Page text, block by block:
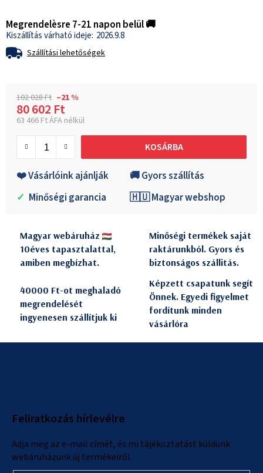
Megrendelèsre 7-21 napon belül 🚚
2026.9.8
Szállítási lehetőségek
102 028 Ft –21 %
80 602 Ft
63 466 Ft ÁFA nélkül
KOSÁRBA
❤️ Vásárlóink ajánlják
🚚 Gyors szállítás
✓ Minőségi garancia 🇭🇺 Magyar webshop
Magyar webáruház
10éves tapasztalattal,
amiben megbízhat.
Minőségi termékek saját
raktárunkból. Gyors és
biztonságos szállitás.
40000 Ft-ot meghaladó
megrendelését
ingyenesen szállítjuk ki
Képzett csapatunk segít
Önnek. Egyedi figyelmet
fordítunk minden
vásárlóra
Feliratkozás hírlevélre
Adja meg az e-mail címét, és mi tájékoztatást küldünk
webáruházunk új termékeiről.